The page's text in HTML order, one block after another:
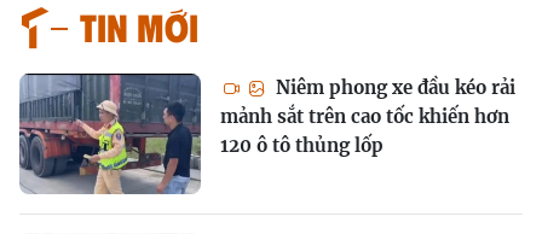
Tin mới
Niêm phong xe đầu kéo rải
mảnh sắt trên cao tốc khiến hơn
120 ô tô thủng lốp